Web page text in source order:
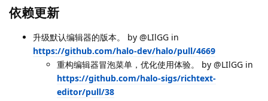
依赖更新
升级默认编辑器的版本。 by @LIlGG in
https://github.com/halo-dev/halo/pull/4669
重构编辑器冒泡菜单，优化使用体验。 by @LIlGG in
https://github.com/halo-sigs/richtext-
editor/pull/38